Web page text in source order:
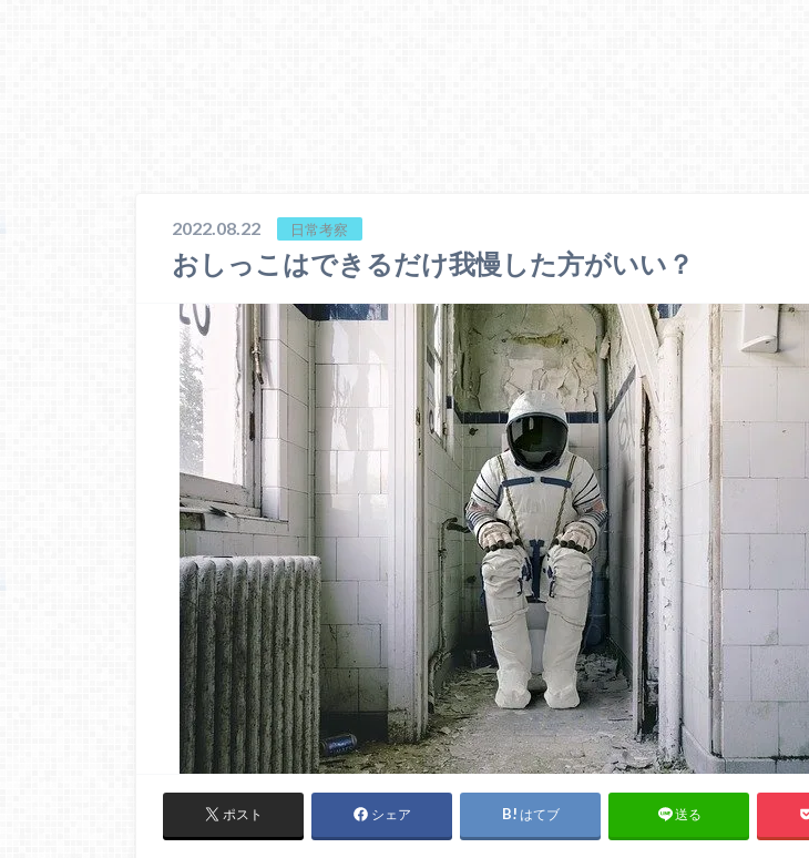
2022.08.22 日常考察
おしっこはできるだけ我慢した方がいい？
ポスト シェア はてブ 送る